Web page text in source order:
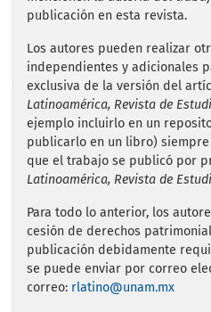
publicación en esta revista.
Los autores pueden realizar
independientes y adicionales
exclusiva de la versión del
Latinoamérica, Revista de
ejemplo incluirlo en un
publicarlo en un libro)
que el trabajo se publicó por
Latinoamérica, Revista de
Para todo lo anterior, los
cesión de derechos
publicación debidamente
se puede enviar por correo
correo: rlatino@unam.mx